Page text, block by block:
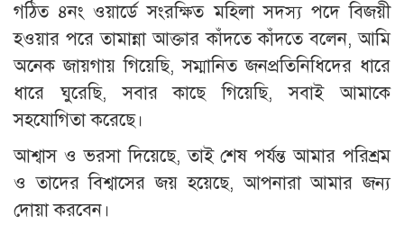
গঠিত ৪নং ওয়ার্ডে সংরক্ষিত মহিলা সদস্য পদে বিজয়ী
হওয়ার পরে তামান্না আক্তার কাঁদতে কাঁদতে বলেন, আমি
অনেক জায়গায় গিয়েছি, সম্মানিত জনপ্রতিনিধিদের ধারে
ধারে ঘুরেছি, সবার কাছে গিয়েছি, সবাই আমাকে
সহযোগিতা করেছে।
আশ্বাস ও ভরসা দিয়েছে, তাই শেষ পর্যন্ত আমার পরিশ্রম
ও তাদের বিশ্বাসের জয় হয়েছে, আপনারা আমার জন্য
দোয়া করবেন।